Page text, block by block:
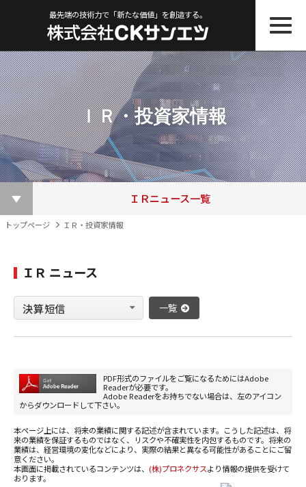
最先端の技術力で「新たな価値」を創造する。
ＩＲ・投資家情報
ＩＲニュース一覧
決算短信
適時開示書類
株主総会関連資料
その他ＩＲ資料
株主優待制度
電子公告
株価情報
トップページ ＩＲ・投資家情報
ＩＲ ニュース
一覧
PDF形式のファイルをご覧になるためにはAdobe
Readerが必要です。
Adobe Readerをお持ちでない場合は、左のアイコン
からダウンロードして下さい。
本ページ上には、将来の業績に関する記述が含まれています。こうした記述は、将
来の業績を保証するものではなく、リスクや不確実性を内包するものです。将来の
業績は、経営環境の変化などにより、実際の結果と異なる可能性があることにご留
意ください。
本画面に掲載されているコンテンツは、 (株)プロネクサスより情報の提供を受けて
おります。